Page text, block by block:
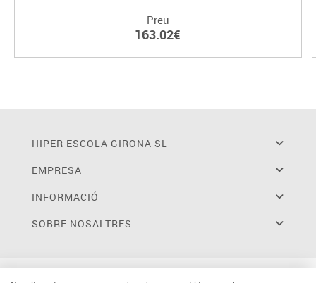
Preu
163.02€
HIPER ESCOLA GIRONA SL
EMPRESA
INFORMACIÓ
SOBRE NOSALTRES